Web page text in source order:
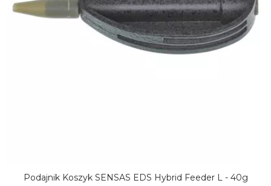
DODAJ DO KOSZYKA
Podajnik Koszyk SENSAS EDS Hybrid Feeder L - 40g